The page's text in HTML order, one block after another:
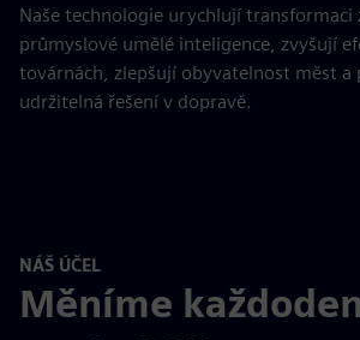
Naše technologie urychlují transformaci
průmyslové umělé inteligence, zvyšují
továrnách, zlepšují obyvatelnost měst a
udržitelná řešení v dopravě.
NÁŠ ÚČEL
Měníme